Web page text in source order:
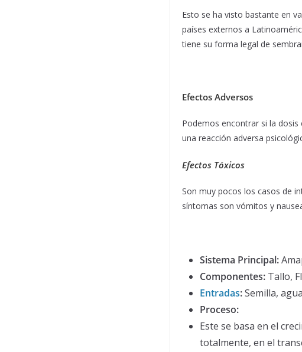
Esto se ha visto bastante en
países externos a
tiene su forma legal de
Efectos Adversos
Podemos encontrar si la
una reacción adversa
Efectos Tóxicos
Son muy pocos los casos de
síntomas son vómitos y
Sistema Principal:
Componentes: Tallo,
Entradas:Semilla,
Proceso:
Este se basa en el
totalmente, en el